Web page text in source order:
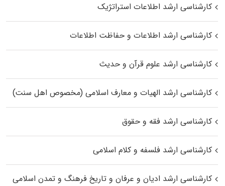
کارشناسی ارشد اطلاعات استراتژیک
کارشناسی ارشد اطلاعات و حفاظت اطلاعات
کارشناسی ارشد علوم قرآن و حدیث
کارشناسی ارشد الهیات و معارف اسلامی (مخصوص اهل سنت)
کارشناسی ارشد فقه و حقوق
کارشناسی ارشد فلسفه و کلام اسلامی
کارشناسی ارشد ادیان و عرفان و تاریخ فرهنگ و تمدن اسلامی